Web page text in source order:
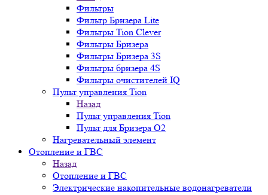
Фильтры
Фильтр Бризера Lite
Фильтры Tion Clever
Фильтры Бризера
Фильтры Бризера 3S
Фильтры бризера 4S
Фильтры очистителей IQ
Пульт управления Tion
Назад
Пульт управления Tion
Пульт для Бризера O2
Нагревательный элемент
Отопление и ГВС
Назад
Отопление и ГВС
Электрические накопительные водонагреватели